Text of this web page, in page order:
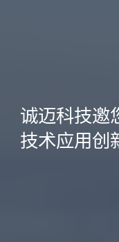
诚迈科技邀
技术应用创